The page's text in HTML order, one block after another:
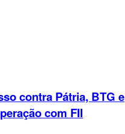
contra Pátria, BTG e
com FII